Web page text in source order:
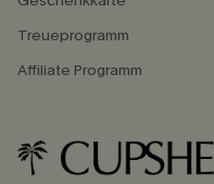
Treueprogramm
Affiliate Programm